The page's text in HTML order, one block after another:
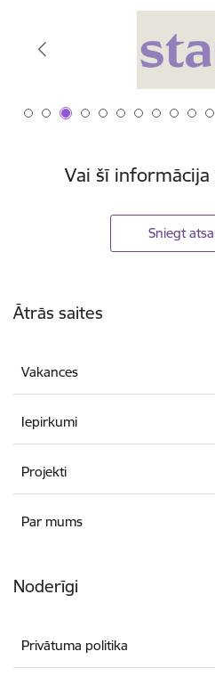
Vai šī
Sniegt
Ātrās saites
Vakances
Iepirkumi
Projekti
Par mums
Noderīgi
Privātuma politika